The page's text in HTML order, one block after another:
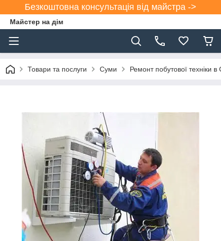
Безкоштовна консультація від майстра ->
Майстер на дім
Товари та послуги Суми Ремонт побутової техніки